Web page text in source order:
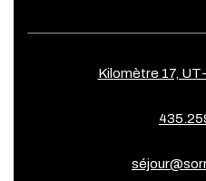
Kilomètre 17,